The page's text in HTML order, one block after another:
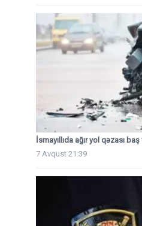
İsmayıllıda ağır yol qəzası
7 Avqust 21:39